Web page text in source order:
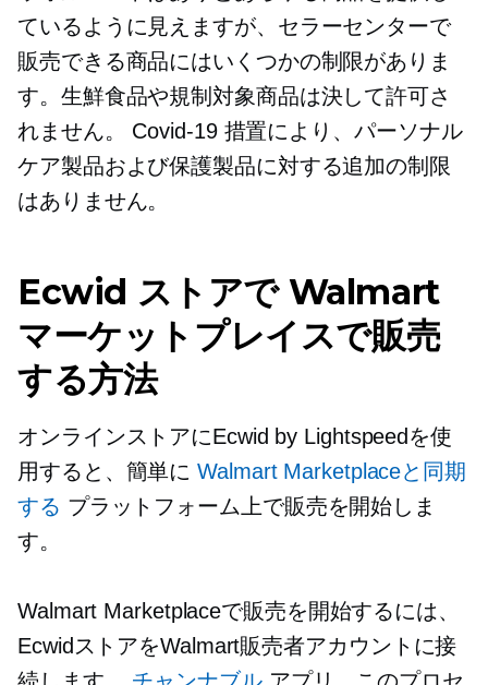
ているように見えますが、セラーセンターで
販売できる商品にはいくつかの制限がありま
す。生鮮食品や規制対象商品は決して許可さ
れません。 Covid-19措置により、パーソナル
ケア製品および保護製品に対する追加の制限
はありません。
Ecwid ストアで Walmart
マーケットプレイスで販売
する方法
オンラインストアにEcwid by Lightspeedを使
用すると、簡単にWalmart Marketplaceと同期
する プラットフォーム上で販売を開始しま
す。
Walmart Marketplaceで販売を開始するには、
EcwidストアをWalmart販売者アカウントに接